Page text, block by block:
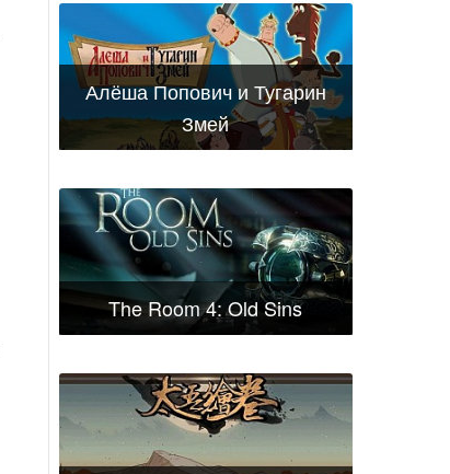
Алёша Попович и Тугарин
Змей
The Room 4: Old Sins